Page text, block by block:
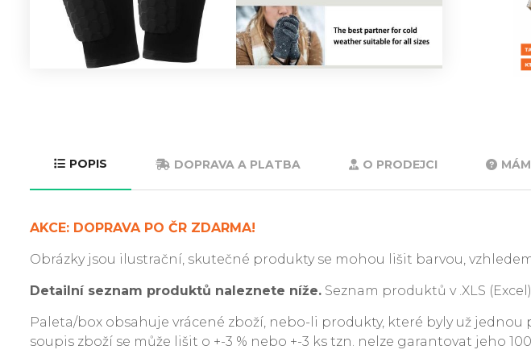
POPIS DOPRAVA A PLATBA O PRODEJCI
AKCE: DOPRAVA PO ČR ZDARMA!
Obrázky jsou ilustrační, skutečné produkty se mohou lišit barvou,
Detailní seznam produktů naleznete níže. Seznam produktů v .XLS
Paleta/box obsahuje vrácené zboží, nebo-li produkty, které byly už
soupis zboží se může lišit o +-3 % nebo +-3 ks tzn. nelze garantovat jeho